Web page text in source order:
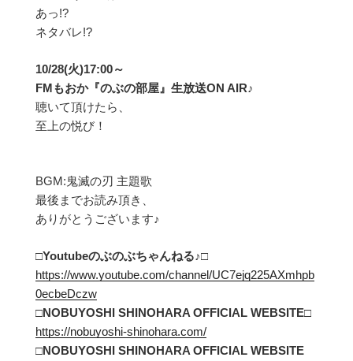
あっ!?
ネタバレ!?
10/28(火)17:00～
FMもおか『のぶの部屋』生放送ON AIR♪
聴いて頂けたら、
至上の悦び！
BGM:鬼滅の刃 主題歌
最後までお読み頂き、
ありがとうございます♪
□Youtubeのぶのぶちゃんねる♪□
https://www.youtube.com/channel/UC7ejq225AXmhpb
0ecbeDczw
□NOBUYOSHI SHINOHARA OFFICIAL WEBSITE□
https://nobuyoshi-shinohara.com/
□NOBUYOSHI SHINOHARA OFFICIAL WEBSITE